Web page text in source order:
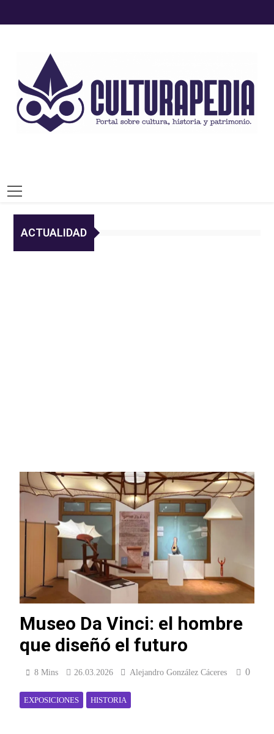
ACTUALIDAD
Museo Da Vinci: el hombre
que diseñó el futuro
8 Mins 26.03.2026 Alejandro González Cáceres 0
EXPOSICIONES HISTORIA